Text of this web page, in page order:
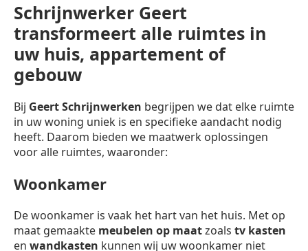
Schrijnwerker Geert
transformeert alle ruimtes in
uw huis, appartement of
gebouw
Bij Geert Schrijnwerken begrijpen we dat elke ruimte
in uw woning uniek is en specifieke aandacht nodig
heeft. Daarom bieden we maatwerk oplossingen
voor alle ruimtes, waaronder:
Woonkamer
De woonkamer is vaak het hart van het huis. Met op
maat gemaakte meubelen op maatzoals tv kasten
en wandkasten kunnen wij uw woonkamer niet